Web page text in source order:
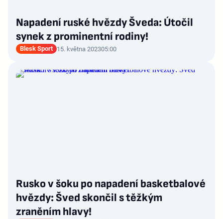
Napadení ruské hvězdy Šveda: Útočil
synek z prominentní rodiny!
Blesk Sport 15. května 202305:00
Rusko v šoku po napadení basketbalové
hvězdy: Šved skončil s těžkým
zraněním hlavy!